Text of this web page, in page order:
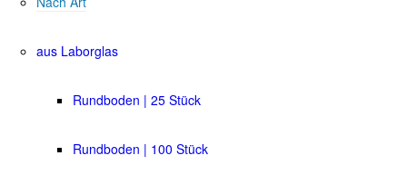
aus Laborglas
Rundboden | 25 Stück
Rundboden | 100 Stück